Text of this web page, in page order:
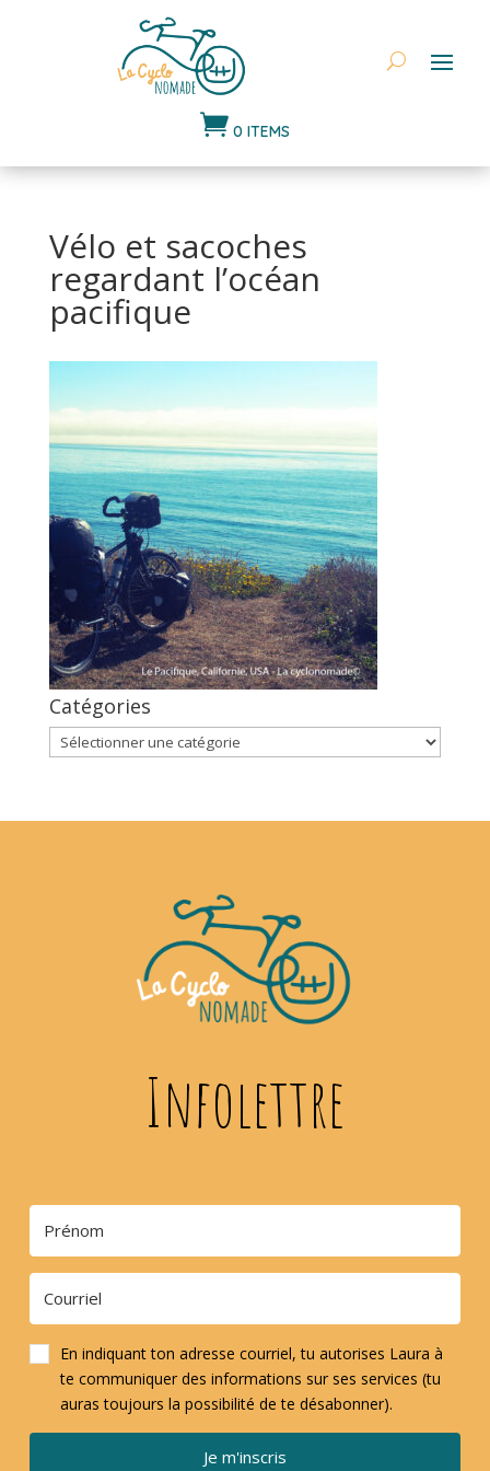
 0 ITEMS
Vélo et sacoches
regardant l’océan
pacifique
Catégories
Catégories
Infolettre
En indiquant ton adresse courriel, tu autorises Laura à
te communiquer des informations sur ses services (tu
auras toujours la possibilité de te désabonner).
Je m'inscris